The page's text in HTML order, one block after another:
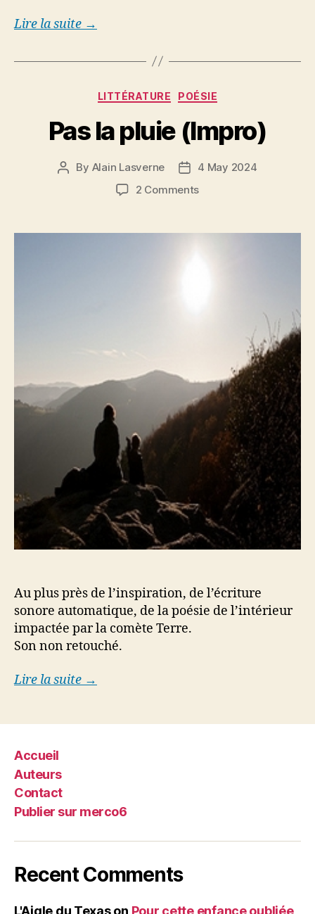
Lire la suite →
Categories
LITTÉRATURE POÉSIE
Pas la pluie (Impro)
Post
By Alain Lasverne
Post
date
4 May 2024
2 Commentson
pluie
Au plus près de l’inspiration, de l’écriture
sonore automatique, de la poésie de l’intérieur
impactée par la comète Terre.
Son non retouché.
Lire la suite →
Accueil
Auteurs
Contact
Publier sur merco6
Recent Comments
L'Aigle du Texason Pour cette enfance oubliée